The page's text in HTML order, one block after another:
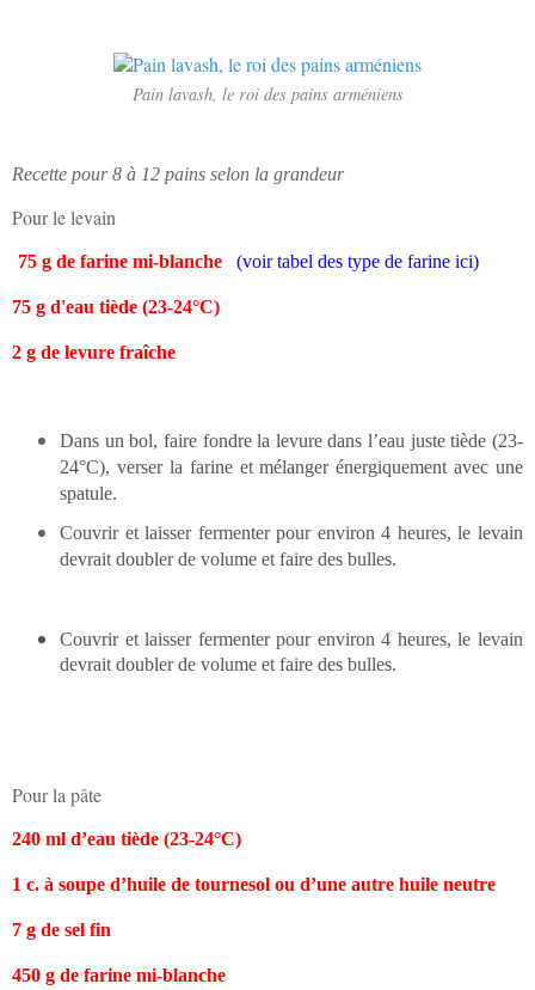
Pain lavash, le roi des pains arméniens
Recette pour 8 à 12 pains selon la grandeur
Pour le levain
75 g de farine mi-blanche (voir tabel des type de farine ici)
75 g d'eau tiède (23-24°C)
2 g de levure fraîche
Dans un bol, faire fondre la levure dans l’eau juste tiède (23-
24°C), verser la farine et mélanger énergiquement avec une
spatule.
Couvrir et laisser fermenter pour environ 4 heures, le levain
devrait doubler de volume et faire des bulles.
Couvrir et laisser fermenter pour environ 4 heures, le levain
devrait doubler de volume et faire des bulles.
Pour la pâte
240 ml d’eau tiède (23-24°C)
1 c. à soupe d’huile de tournesol ou d’une autre huile neutre
7 g de sel fin
450 g de farine mi-blanche